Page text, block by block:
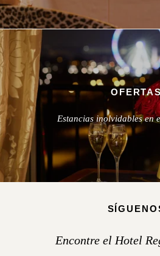
Estancias inolvidables en
Encontre el Hotel